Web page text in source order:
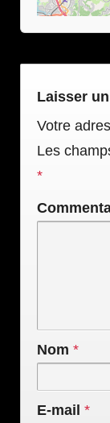
Laisser
Votre
Les
*
Nom *
E-mail *